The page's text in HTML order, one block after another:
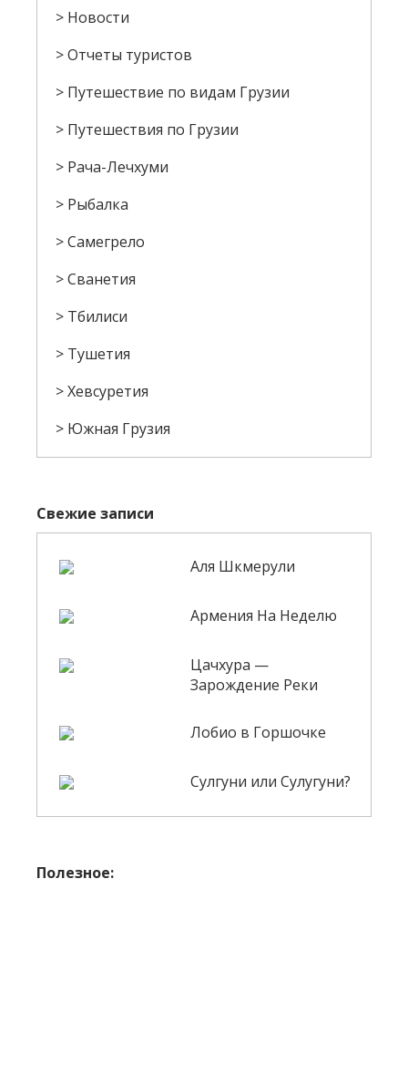
Новости
Отчеты туристов
Путешествие по видам Грузии
Путешествия по Грузии
Рача-Лечхуми
Рыбалка
Самегрело
Сванетия
Тбилиси
Тушетия
Хевсуретия
Южная Грузия
Свежие записи
Аля Шкмерули
Армения На Неделю
Цачхура —
Зарождение Реки
Лобио в Горшочке
Сулгуни или Сулугуни?
Полезное: